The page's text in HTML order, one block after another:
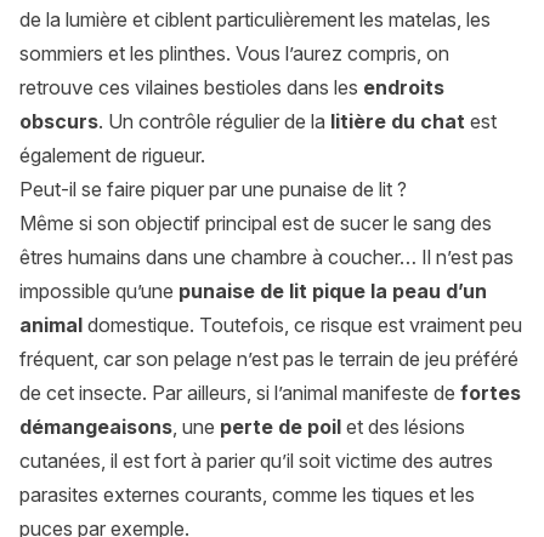
de la lumière et ciblent particulièrement les matelas, les
sommiers et les plinthes. Vous l’aurez compris, on
retrouve ces vilaines bestioles dans les endroits
obscurs. Un contrôle régulier de la litière du chat est
également de rigueur.
Peut-il se faire piquer par une punaise de lit ?
Même si son objectif principal est de sucer le sang des
êtres humains dans une chambre à coucher… Il n’est pas
impossible qu’une punaise de lit pique la peau d’un
animal domestique. Toutefois, ce risque est vraiment peu
fréquent, car son pelage n’est pas le terrain de jeu préféré
de cet insecte. Par ailleurs, si l’animal manifeste de fortes
démangeaisons, une perte de poil et des lésions
cutanées, il est fort à parier qu’il soit victime des autres
parasites externes courants, comme les tiques et les
puces par exemple.